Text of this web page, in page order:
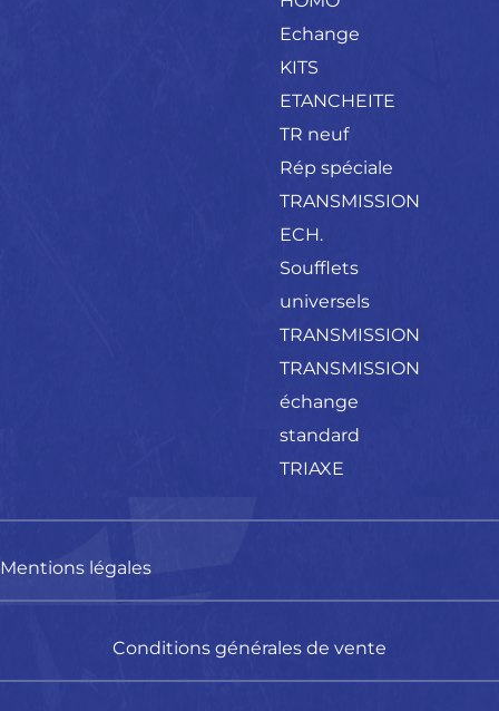
Echange
KITS
ETANCHEITE
TR neuf
Rép spéciale
TRANSMISSION
ECH.
Soufflets
universels
TRANSMISSION
TRANSMISSION
échange
standard
TRIAXE
Mentions légales
Conditions générales de vente